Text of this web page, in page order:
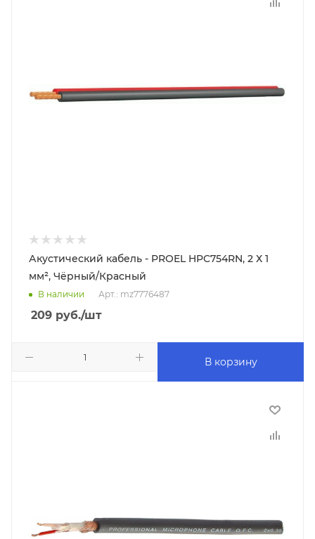
Акустический кабель - PROEL HPC754RN, 2 Х 1
мм², Чёрный/Красный
В наличии Арт.: mz7776487
209 руб./шт
В корзину